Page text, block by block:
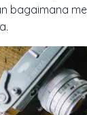
bagaimana